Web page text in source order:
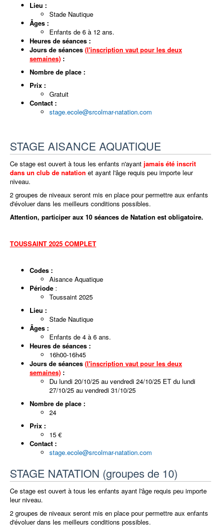
Lieu :
Stade Nautique
Âges :
Enfants de 6 à 12 ans.
Heures de séances :
Jours de séances (l'inscription vaut pour les deux
semaines) :
Nombre de place :
Prix :
Gratuit
Contact :
stage.ecole@srcolmar-natation.com
STAGE AISANCE AQUATIQUE
Ce stage est ouvert à tous les enfants n'ayant jamais été inscrit
dans un club de natation et ayant l'âge requis peu importe leur
niveau.
2 groupes de niveaux seront mis en place pour permettre aux enfants
d'évoluer dans les meilleurs conditions possibles.
Attention, participer aux 10 séances de Natation est obligatoire.
TOUSSAINT 2025 COMPLET
Codes :
Aisance Aquatique
Période :
Toussaint 2025
Lieu :
Stade Nautique
Âges :
Enfants de 4 à 6 ans.
Heures de séances :
16h00-16h45
Jours de séances (l'inscription vaut pour les deux
semaines) :
Du lundi 20/10/25 au vendredi 24/10/25 ET du lundi
27/10/25 au vendredi 31/10/25
Nombre de place :
24
Prix :
15 €
Contact :
stage.ecole@srcolmar-natation.com
STAGE NATATION (groupes de 10)
Ce stage est ouvert à tous les enfants ayant l'âge requis peu importe
leur niveau.
2 groupes de niveaux seront mis en place pour permettre aux enfants
d'évoluer dans les meilleurs conditions possibles.